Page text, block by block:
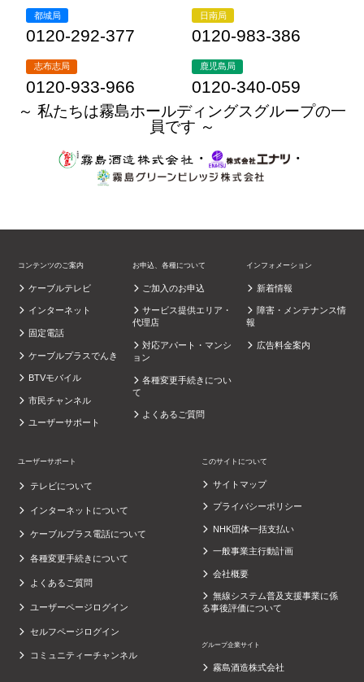
都城局
0120-292-377
日南局
0120-983-386
志布志局
0120-933-966
鹿児島局
0120-340-059
～ 私たちは霧島ホールディングスグループの一
員です ～
・
・
コンテンツのご案内
ケーブルテレビ
インターネット
固定電話
ケーブルプラスでんき
BTVモバイル
市民チャンネル
ユーザーサポート
お申込、各種について
ご加入のお申込
サービス提供エリア・
代理店
対応アパート・マンシ
ョン
各種変更手続きについ
て
よくあるご質問
インフォメーション
新着情報
障害・メンテナンス情
報
広告料金案内
ユーザーサポート
テレビについて
インターネットについて
ケーブルプラス電話について
各種変更手続きについて
よくあるご質問
ユーザーページログイン
セルフページログイン
コミュニティーチャンネル
このサイトについて
サイトマップ
プライバシーポリシー
NHK団体一括支払い
一般事業主行動計画
会社概要
無線システム普及支援事業に係
る事後評価について
グループ企業サイト
霧島酒造株式会社